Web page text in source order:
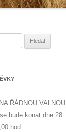
ŘÁDNOU VALNOU
bude konat dne 28.
hod.